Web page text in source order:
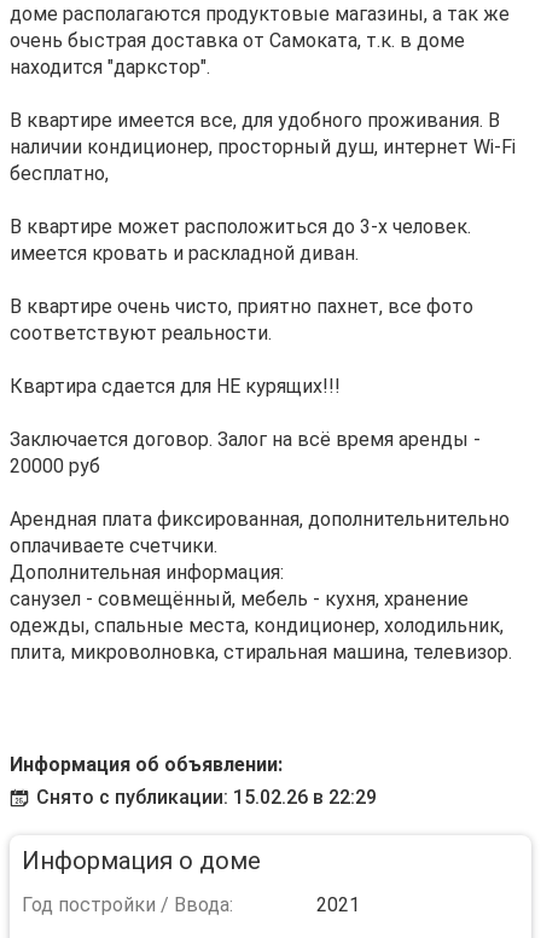
доме располагаются продуктовые магазины, а так же
очень быстрая доставка от Самоката, т.к. в доме
находится "даркстор".
В квартире имеется все, для удобного проживания. В
наличии кондиционер, просторный душ, интернет Wi-Fi
бесплатно,
В квартире может расположиться до 3-х человек.
имеется кровать и раскладной диван.
В квартире очень чисто, приятно пахнет, все фото
соответствуют реальности.
Квартира сдается для НЕ курящих!!!
Заключается договор. Залог на всё время аренды -
20000 руб
Арендная плата фиксированная, дополнительнительно
оплачиваете счетчики.
Дополнительная информация:
санузел - совмещённый, мебель - кухня, хранение
одежды, спальные места, кондиционер, холодильник,
плита, микроволновка, стиральная машина, телевизор.
Информация об объявлении:
Снято с публикации: 15.02.26 в 22:29
Информация о доме
Год постройки / Ввода:
2021